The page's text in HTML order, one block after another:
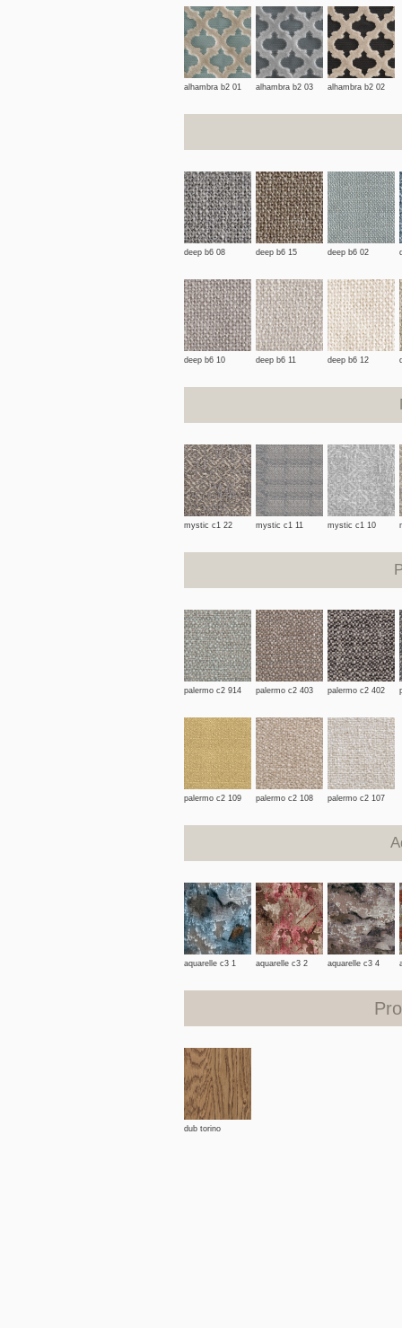
alhambra b2 01 alhambra b2 03 alhambra b2 02
deep b6 08 deep b6 15 deep b6 02
deep b6 10 deep b6 11 deep b6 12
mystic c1 22 mystic c1 11 mystic c1 10
palermo c2 914 palermo c2 403 palermo c2 402
palermo c2 109 palermo c2 108 palermo c2 107
aquarelle c3 1 aquarelle c3 2 aquarelle c3 4
dub torino